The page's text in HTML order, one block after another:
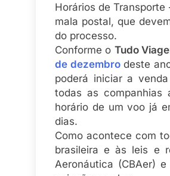
Horários de
mala postal, que
do processo.
Conforme o Tudo
de dezembrodeste
poderá iniciar a
todas as companhias
horário de um voo já
dias.
Como acontece com
brasileira e às leis e
Aeronáutica (CBAer)